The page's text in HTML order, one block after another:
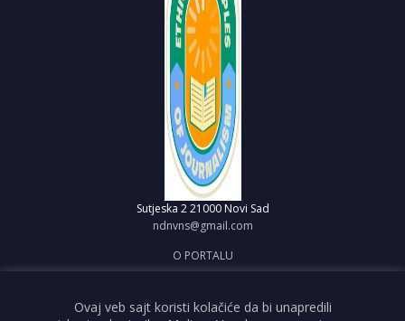
Sutjeska 2 21000 Novi Sad
ndnvns@gmail.com
O PORTALU
OBJAVI VEST
Ovaj veb sajt koristi kolačiće da bi unapredili